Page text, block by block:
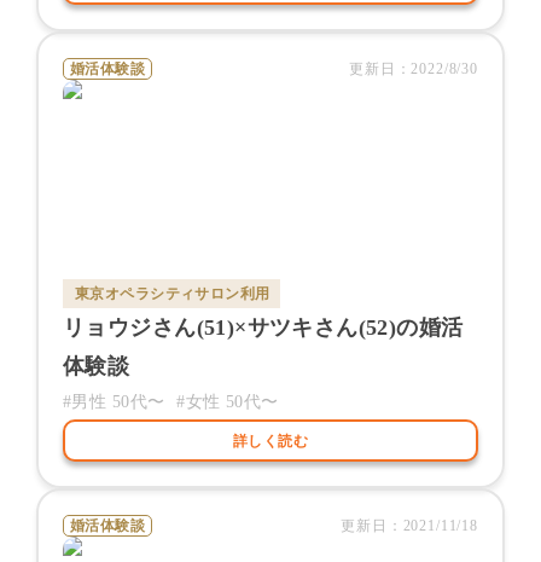
婚活体験談 更新日：2022/8/30
東京オペラシティサロン利用
リョウジさん(51)×サツキ さん(52)の婚活
体験談
#男性 50代〜 #女性 50代〜
詳しく読む
婚活体験談 更新日： 2021/11/18